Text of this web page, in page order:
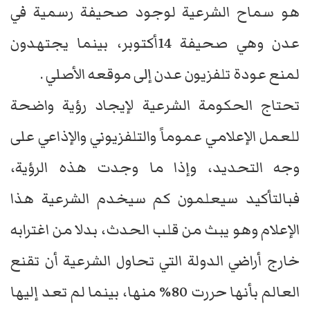
هو سماح الشرعية لوجود صحيفة رسمية في
عدن وهي صحيفة 14أكتوبر، بينما يجتهدون
لمنع عودة تلفزيون عدن إلى موقعه الأصلي .
تحتاج الحكومة الشرعية لإيجاد رؤية واضحة
للعمل الإعلامي عموماً والتلفزيوني والإذاعي على
وجه التحديد، وإذا ما وجدت هذه الرؤية،
فبالتأكيد سيعلمون كم سيخدم الشرعية هذا
الإعلام وهو يبث من قلب الحدث، بدلا من اغترابه
خارج أراضي الدولة التي تحاول الشرعية أن تقنع
العالم بأنها حررت 80% منها، بينما لم تعد إليها